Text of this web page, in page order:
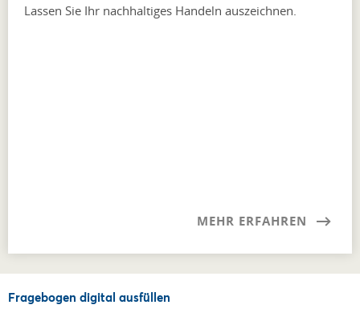
Lassen Sie Ihr nachhaltiges Handeln auszeichnen.
MEHR ERFAHREN
Fragebogen digital ausfüllen